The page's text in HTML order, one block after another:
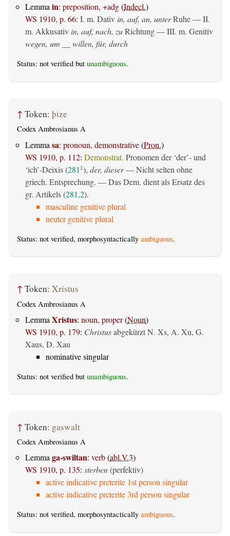
Lemmain: preposition, +adg(Indecl.)
WS 1910, p. 66: I. m. Dativ in, auf, an, unterRuhe — II.
m. Akkusativ in, auf, nach, zuRichtung — III. m. Genitiv
wegen, um __ willen, für, durch
Status: not verified but unambiguous.
↑ Token: þize
Codex Ambrosianus A
Lemma sa: pronoun, demonstrative(Pron.)
WS 1910, p. 112: Demonstrat. Pronomen der ‘der’- und
‘ich’-Deixis (281 1), der, dieser— Nicht selten ohne
griech. Entsprechung. — Das Dem. dient als Ersatz des
gr. Artikels (281,2).
masculine genitive plural
neuter genitive plural
Status: not verified, morphosyntactically ambiguous.
↑ Token: Xristus
Codex Ambrosianus A
Lemma Xristus: noun, proper(Noun)
WS 1910, p. 179: Christusabgekürzt N. Xs, A. Xu, G.
Xaus, D. Xau
nominative singular
Status: not verified but unambiguous.
↑ Token: gaswalt
Codex Ambrosianus A
Lemmaga-swiltan: verb(abl.V.3)
WS 1910, p. 135: sterben(perfektiv)
active indicative preterite 1st person singular
active indicative preterite 3rd person singular
Status: not verified, morphosyntactically ambiguous.